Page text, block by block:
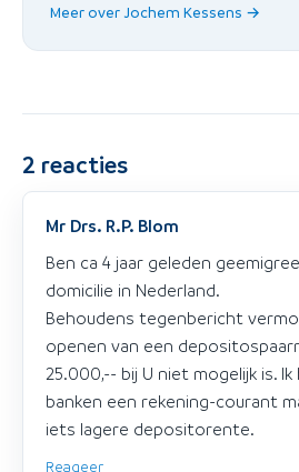
Meer over Jochem Kessens →
2 reacties
Mr Drs. R.P. Blom
Ben ca 4 jaar geleden
domicilie in Nederland.
Behoudens tegenbericht
openen van een
25.000,-- bij U niet mogelijk is.
banken een rekening-courant
iets lagere depositorente.
Reageer